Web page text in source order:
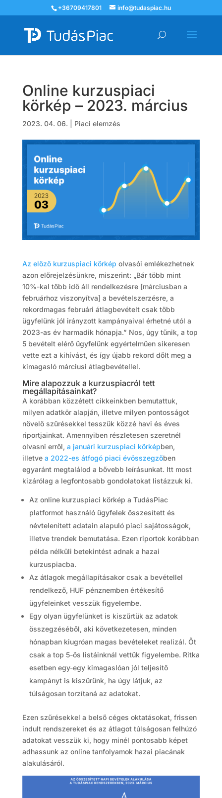
+36709417801 info@tudaspiac.hu
Online kurzuspiaci
körkép – 2023. március
2023. 04. 06. Piaci elemzés
Az előző kurzuspiaci körkép olvasói emlékezhetnek
azon előrejelzésünkre, miszerint: „Bár több mint
10%-kal több idő áll rendelkezésre [márciusban a
februárhoz viszonyítva] a bevételszerzésre, a
rekordmagas februári átlagbevételt csak több
ügyfelünk jól irányzott kampányaival érhetné utól a
2023-as év harmadik hónapja.” Nos, úgy tűnik, a top
5 bevételt elérő ügyfelünk egyértelműen sikeresen
vette ezt a kihívást, és így újabb rekord dőlt meg a
kimagasló márciusi átlagbevétellel.
Mire alapozzuk a kurzuspiacról tett
megállapításainkat?
A korábban közzétett cikkeinkben bemutattuk,
milyen adatkör alapján, illetve milyen pontosságot
növelő szűrésekkel tesszük közzé havi és éves
riportjainkat. Amennyiben részletesen szeretnél
olvasni erről, a januári kurzuspiaci körképben,
illetve a 2022-es átfogó piaci évösszegzőben
egyaránt megtalálod a bővebb leírásunkat. Itt most
kizárólag a legfontosabb gondolatokat listázzuk ki.
Az online kurzuspiaci körkép a TudásPiac
platformot használó ügyfelek összesített és
névtelenített adatain alapuló piaci sajátosságok,
illetve trendek bemutatása. Ezen riportok korábban
példa nélküli betekintést adnak a hazai
kurzuspiacba.
Az átlagok megállapításakor csak a bevétellel
rendelkező, HUF pénznemben értékesítő
ügyfeleinket vesszük figyelembe.
Egy olyan ügyfelünket is kiszűrtük az adatok
összegzéséből, aki következetesen, minden
hónapban kiugróan magas bevételeket realizál. Őt
csak a top 5-ös listáinknál vettük figyelembe. Ritka
esetben egy-egy kimagaslóan jól teljesítő
kampányt is kiszűrünk, ha úgy látjuk, az
túlságosan torzítaná az adatokat.
Ezen szűrésekkel a belső céges oktatásokat, frissen
indult rendszereket és az átlagot túlságosan felhúzó
adatokat vesszük ki, hogy minél pontosabb képet
adhassunk az online tanfolyamok hazai piacának
alakulásáról.